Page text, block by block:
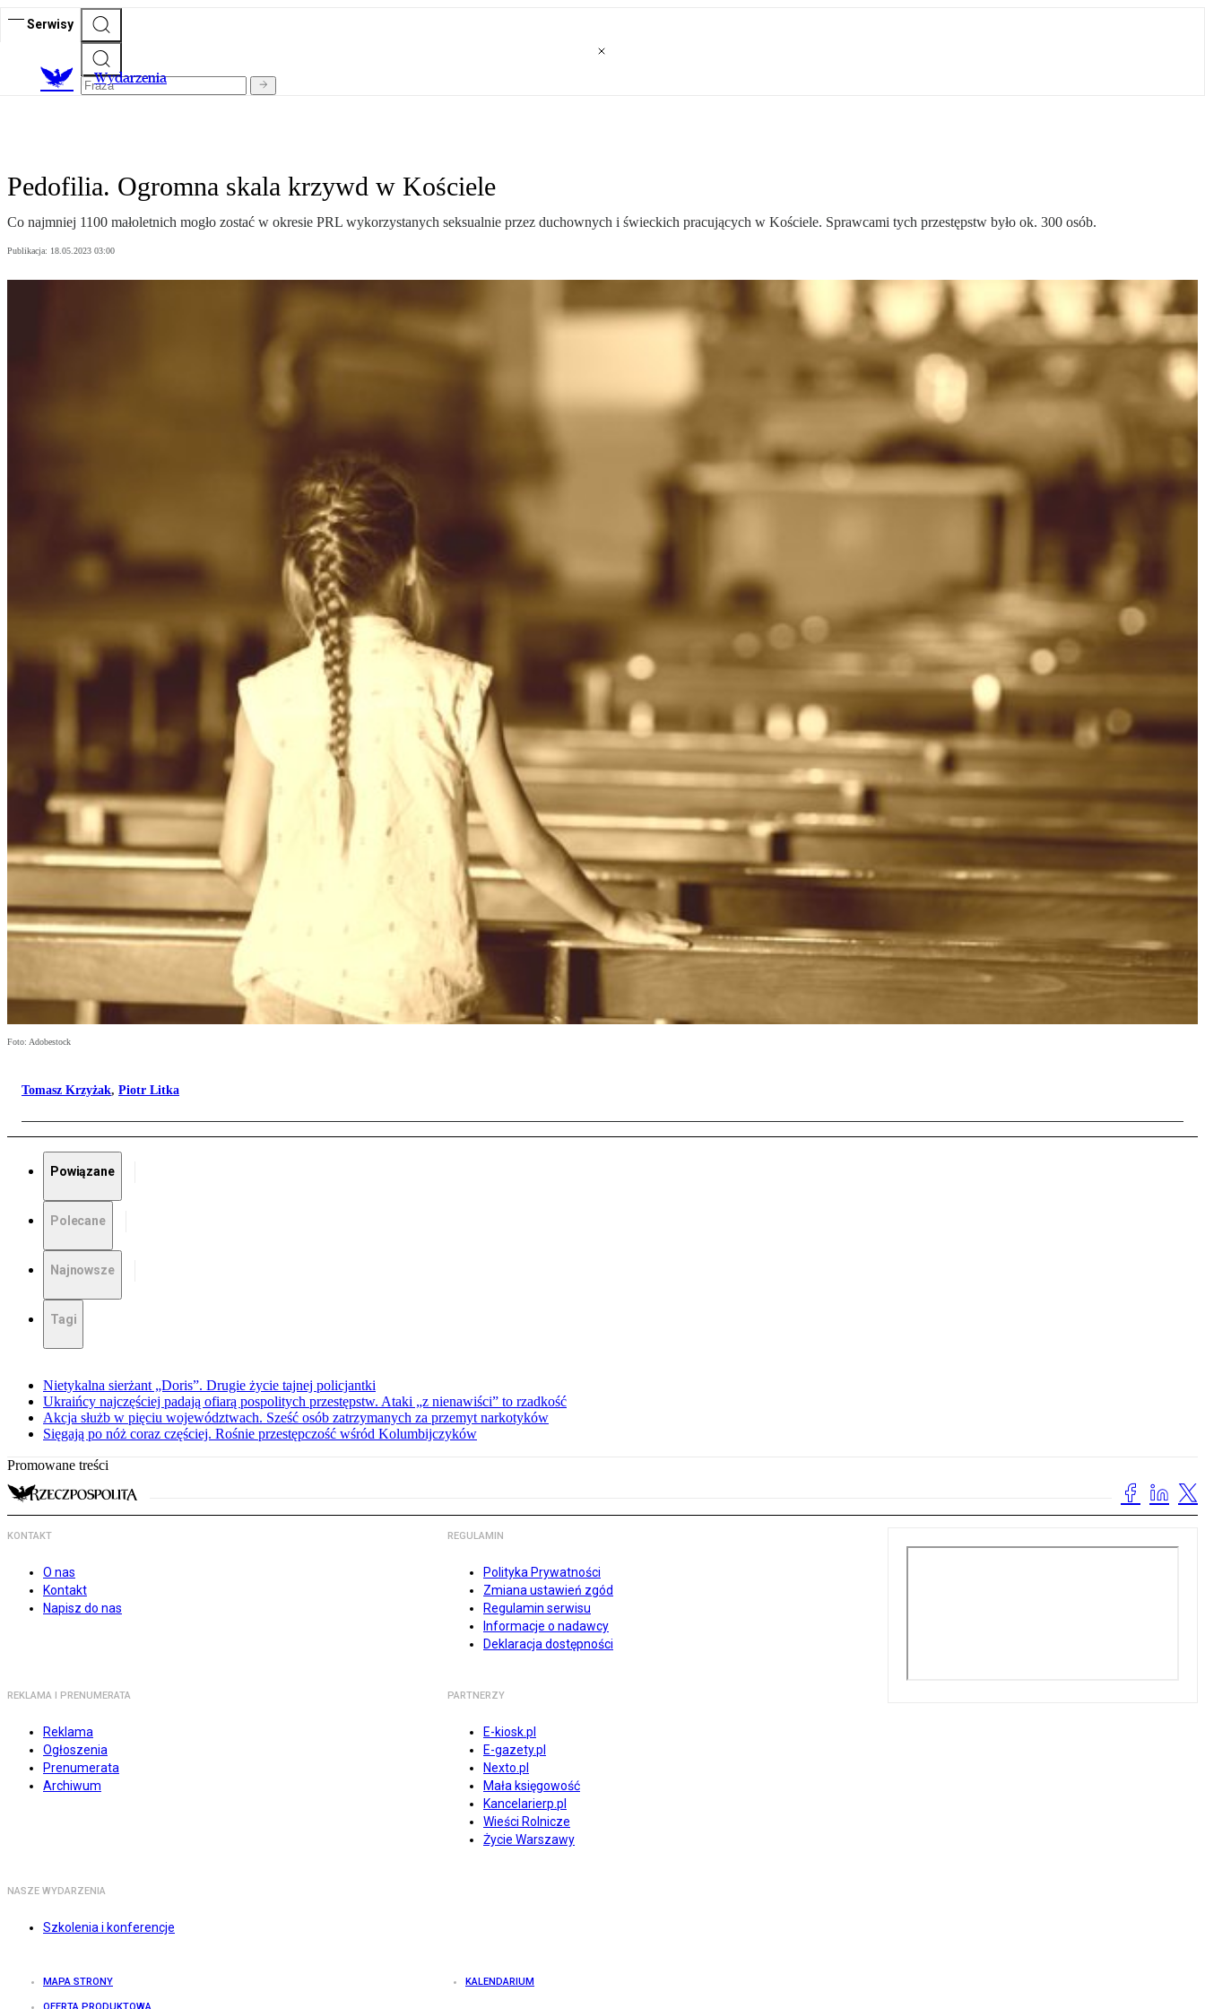
Serwisy
Wydarzenia
Pedofilia. Ogromna skala krzywd w Kościele
Co najmniej 1100 małoletnich mogło zostać w okresie PRL wykorzystanych seksualnie przez duchownych i świeckich pracujących w Kościele. Sprawcami tych przestępstw było ok. 300 osób.
Publikacja: 18.05.2023 03:00
Foto: Adobestock
Tomasz Krzyżak, Piotr Litka
Powiązane
Polecane
Najnowsze
Tagi
Nietykalna sierżant „Doris”. Drugie życie tajnej policjantki
Ukraińcy najczęściej padają ofiarą pospolitych przestępstw. Ataki „z nienawiści” to rzadkość
Akcja służb w pięciu województwach. Sześć osób zatrzymanych za przemyt narkotyków
Sięgają po nóż coraz częściej. Rośnie przestępczość wśród Kolumbijczyków
Promowane treści
KONTAKT
O nas
Kontakt
Napisz do nas
REGULAMIN
Polityka Prywatności
Zmiana ustawień zgód
Regulamin serwisu
Informacje o nadawcy
Deklaracja dostępności
REKLAMA I PRENUMERATA
Reklama
Ogłoszenia
Prenumerata
Archiwum
PARTNERZY
E-kiosk.pl
E-gazety.pl
Nexto.pl
Mała księgowość
Kancelarierp.pl
Wieści Rolnicze
Życie Warszawy
NASZE WYDARZENIA
Szkolenia i konferencje
MAPA STRONY KALENDARIUM